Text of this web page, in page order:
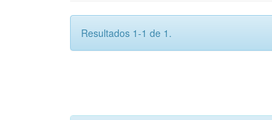
Resultados 1-1 de 1.